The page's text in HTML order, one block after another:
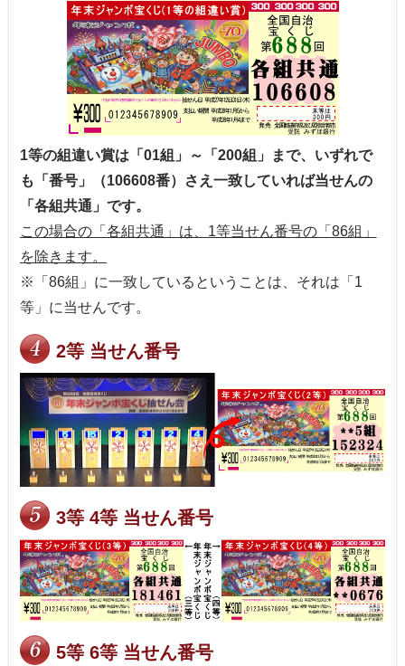
1等の組違い賞は「01組」～「200組」まで、いずれで
も「番号」（106608番）さえ一致していれば当せんの
「各組共通」です。
この場合の「各組共通」は、1等当せん番号の「86組」
を除きます。
※「86組」に一致しているということは、それは「1
等」に当せんです。
2等 当せん番号
3等 4等 当せん番号
5等 6等 当せん番号